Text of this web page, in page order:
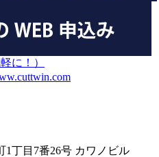
1丁目7番26号 カワノビル